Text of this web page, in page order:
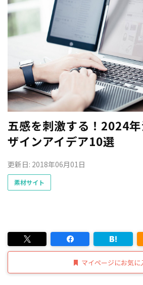
五感を刺激する！2024
ザインアイデア10選
更新日: 2018年06月01日
素材サイト
マイページにお気に